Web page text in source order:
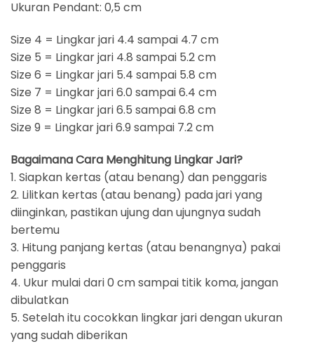
Ukuran Pendant: 0,5 cm
Size 4 = Lingkar jari 4.4 sampai 4.7 cm
Size 5 = Lingkar jari 4.8 sampai 5.2 cm
Size 6 = Lingkar jari 5.4 sampai 5.8 cm
Size 7 = Lingkar jari 6.0 sampai 6.4 cm
Size 8 = Lingkar jari 6.5 sampai 6.8 cm
Size 9 = Lingkar jari 6.9 sampai 7.2 cm
Bagaimana Cara Menghitung Lingkar Jari?
1. Siapkan kertas (atau benang) dan penggaris
2. Lilitkan kertas (atau benang) pada jari yang
diinginkan, pastikan ujung dan ujungnya sudah
bertemu
3. Hitung panjang kertas (atau benangnya) pakai
penggaris
4. Ukur mulai dari 0 cm sampai titik koma, jangan
dibulatkan
5. Setelah itu cocokkan lingkar jari dengan ukuran
yang sudah diberikan